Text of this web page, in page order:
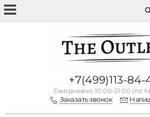
+7(499)113-84-
Ежедневно 10:00-21:00 (по
Заказать звонок